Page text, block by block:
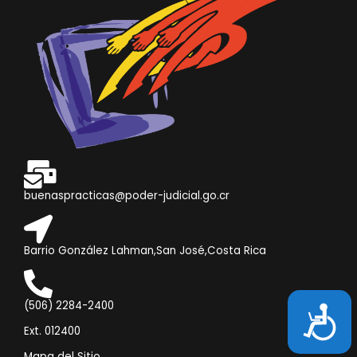
buenaspracticas@poder-judicial.go.cr
Barrio González Lahman,San José,Costa Rica
(506) 2284-2400
Ext. 012400